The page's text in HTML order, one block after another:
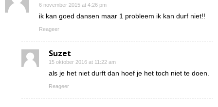
6 november 2015 at 4:26 pm
ik kan goed dansen maar 1 probleem ik kan durf niet!!
Reageer
Suzet
15 oktober 2016 at 11:22 am
als je het niet durft dan hoef je het toch niet te doen.
Reageer